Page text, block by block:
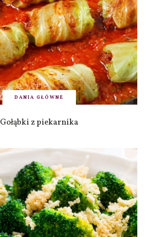
DANIA GŁÓWNE
Gołąbki z piekarnika